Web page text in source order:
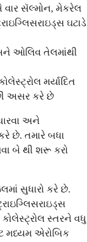
વાર સૅલ્મોન, મેકરેલ
ઘટાડે
ઓલિવ તેલમાંથી
મર્યાદિત
અસર કરે છે
અને
છે. તમારે બધા
બે થી શરૂ કરો
સુધારો કરે છે.
સ્તરને વધુ
મધ્યમ એરોબિક